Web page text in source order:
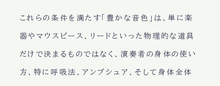
これらの条件を満たす「豊かな音色」は、単に楽
器やマウスピース、リードといった物理的な道具
だけで決まるものではなく、演奏者の身体の使い
方、特に呼吸法、アンブシュア、そして身体全体